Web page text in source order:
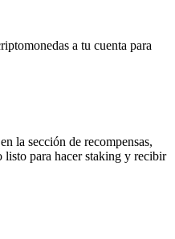
a tu cuenta para
la sección de recompensas,
para hacer staking y recibir